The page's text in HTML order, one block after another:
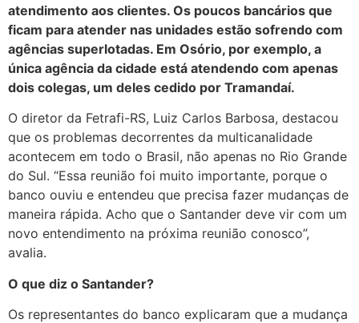
atendimento aos clientes. Os poucos bancários que
ficam para atender nas unidades estão sofrendo com
agências superlotadas. Em Osório, por exemplo, a
única agência da cidade está atendendo com apenas
dois colegas, um deles cedido por Tramandaí.
O diretor da Fetrafi-RS, Luiz Carlos Barbosa, destacou
que os problemas decorrentes da multicanalidade
acontecem em todo o Brasil, não apenas no Rio Grande
do Sul. “Essa reunião foi muito importante, porque o
banco ouviu e entendeu que precisa fazer mudanças de
maneira rápida. Acho que o Santander deve vir com um
novo entendimento na próxima reunião conosco”,
avalia.
O que diz o Santander?
Os representantes do banco explicaram que a mudança